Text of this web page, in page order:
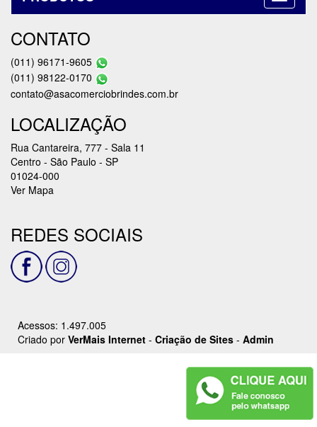
CONTATO
(011) 96171-9605
(011) 98122-0170
contato@asacomerciobrindes.com.br
LOCALIZAÇÃO
Rua Cantareira, 777 - Sala 11
Centro - São Paulo - SP
01024-000
Ver Mapa
REDES SOCIAIS
Acessos: 1.497.005
Criado por VerMais Internet - Criação de Sites - Admin